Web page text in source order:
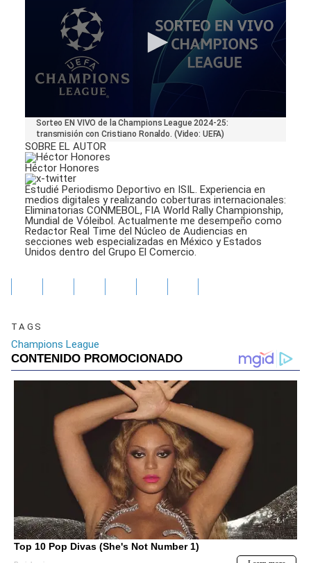
seconds
of
2
minutes,
3
seconds
Sorteo EN VIVO de la Champions League 2024-25:
transmisión con Cristiano Ronaldo. (Video: UEFA)
SOBRE EL AUTOR
Héctor Honores
Estudié Periodismo Deportivo en ISIL. Experiencia en
medios digitales y realizando coberturas internacionales:
Eliminatorias CONMEBOL, FIA World Rally Championship,
Mundial de Vóleibol. Actualmente me desempeño como
Redactor Real Time del Núcleo de Audiencias en
secciones web especializadas en México y Estados
Unidos dentro del Grupo El Comercio.
TAGS
Champions League